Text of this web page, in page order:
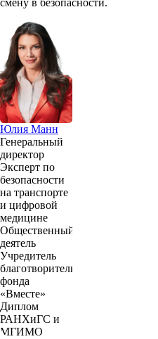
Юлия Манн
Генеральный
директор
Эксперт по
безопасности
на транспорте
и цифровой
медицине
Общественный
деятель
Учредитель
благотворительного
фонда
«Вместе»
Диплом
РАНХиГС и
МГИМО